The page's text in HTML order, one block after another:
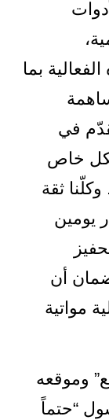
بما
في
خاص
ثقة
يومين
أن
مواتية
وموقعه
“حتماً